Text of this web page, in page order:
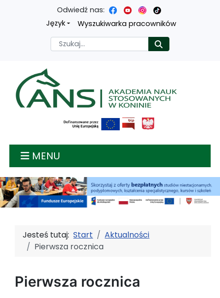
Przejdź
treści
głównej
Przejdź
menu
nawigacyjnego
Przejdź
wyszukiwarki
Przejdź
mapy
strony
Odwiedź nas:
Język
Wyszukiwarka pracowników
Szukaj
Akademia nauk
MENU
Jesteś tutaj:Start
Aktualności
Pierwsza rocznica
Pierwsza rocznica